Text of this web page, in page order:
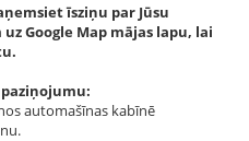
īsziņu par Jūsu
Google Map mājas lapu, lai
paziņojumu:
automašīnas kabīnē